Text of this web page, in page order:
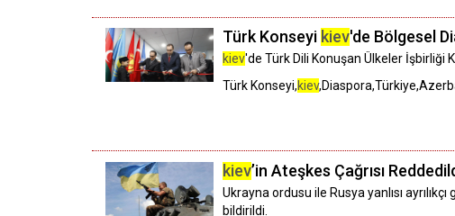
Türk Konseyi kiev'de Bölgesel
kiev'de Türk Dili Konuşan Ülkeler İşbirliği
Türk Konseyi,kiev
kiev’in Ateşkes Çağrısı
Ukrayna ordusu ile Rusya yanlısı
bildirildi.